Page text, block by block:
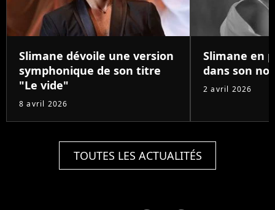
Slimane dévoile une version
symphonique de son titre
"Le vide"
8 avril 2026
Slimane en
dans son
2 avril 2026
TOUTES LES ACTUALITÉS